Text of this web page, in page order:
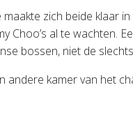
zich beide klaar
Choo’s al te wachten.
bossen, niet de
kamer van het